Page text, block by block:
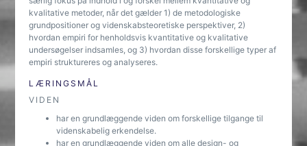
kvalitative metoder, når det gælder 1) de metodologiske
grundpositioner og videnskabsteoretiske perspektiver, 2)
hvordan empiri for henholdsvis kvantitative og kvalitative
undersøgelser indsamles, og 3) hvordan disse forskellige typer af
empiri struktureres og analyseres.
LÆRINGSMÅL
VIDEN
har en grundlæggende viden om forskellige tilgange til
videnskabelig erkendelse.
har en grundlæggende viden om alle design- og